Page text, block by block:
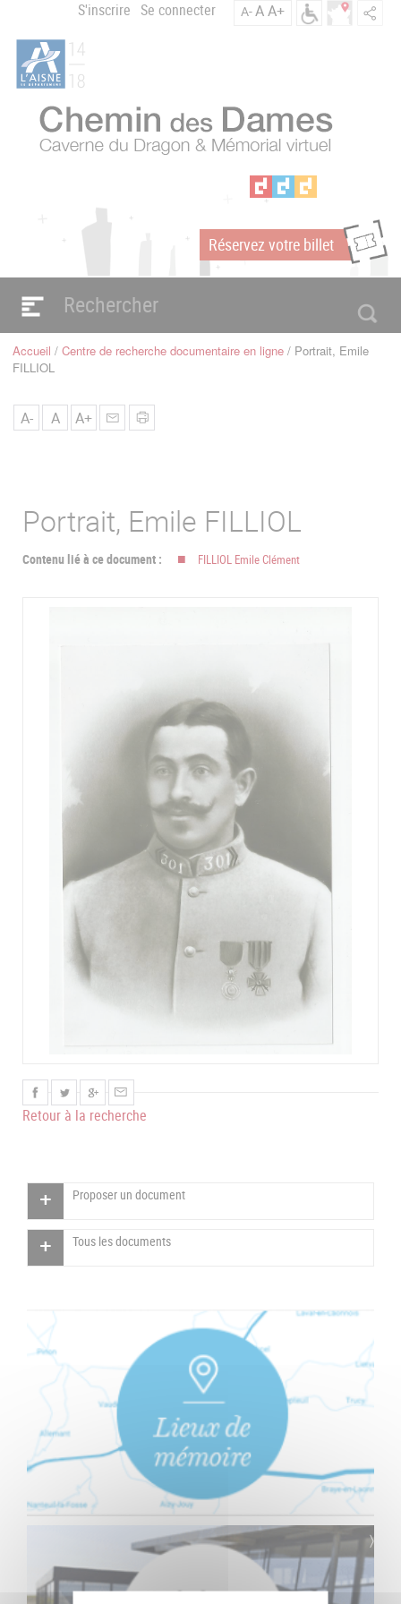
contenu
principal
Menu
du
compte
l'utilisateur
S'inscrire Se connecter A-AA+
i
n
a
m
e
Réservez votre billet
Navigation
principale
Fil
Accueil Centre de recherche documentaire en ligne Portrait, Emile
FILLIOL
A- A A+
Portrait, Emile FILLIOL
Contenu lié à ce document : FILLIOL Emile Clément
Retour à la recherche
Proposer un document
Tous les documents